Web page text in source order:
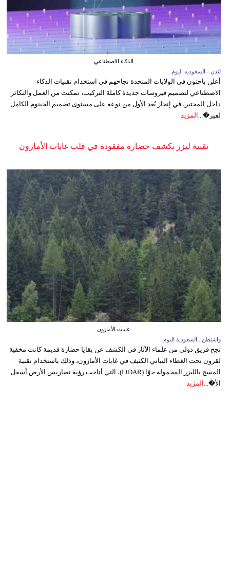
الذكاء الاصطناعي
لندن - السعوديه اليوم
أعلن باحثون في الولايات المتحدة نجاحهم في استخدام تقنيات الذكاء
الاصطناعي لتصميم فيروسات جديدة كاملة التركيب، تمكنت من العمل والتكاثر
داخل المختبر، في إنجاز يُعد الأول من نوعه على مستوى تصميم الجينوم الكامل
لفير�... المزيد
تقنية ليزر تكشف حضارة مفقودة في قلب غابات الأمازون
غابات الأمازون
واشنطن ـ السعودية اليوم
نجح فريق دولي من علماء الآثار في الكشف عن بقايا حضارة قديمة كانت مخفية
لقرون تحت الغطاء النباتي الكثيف في غابات الأمازون، وذلك باستخدام تقنية
المسح بالليزر المحمولة جوًا (LiDAR)، التي أتاحت رؤية تضاريس الأرض أسفل
الأ�... المزيد